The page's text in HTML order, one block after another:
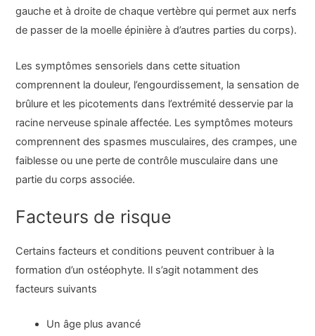
gauche et à droite de chaque vertèbre qui permet aux nerfs
de passer de la moelle épinière à d’autres parties du corps).
Les symptômes sensoriels dans cette situation
comprennent la douleur, l’engourdissement, la sensation de
brûlure et les picotements dans l’extrémité desservie par la
racine nerveuse spinale affectée. Les symptômes moteurs
comprennent des spasmes musculaires, des crampes, une
faiblesse ou une perte de contrôle musculaire dans une
partie du corps associée.
Facteurs de risque
Certains facteurs et conditions peuvent contribuer à la
formation d’un ostéophyte. Il s’agit notamment des
facteurs suivants
Un âge plus avancé